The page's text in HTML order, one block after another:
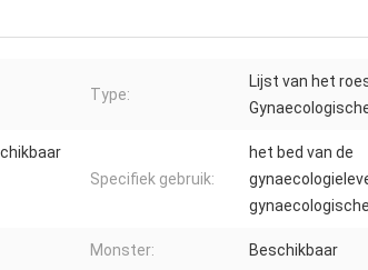
Type:
Lijst van het
Specifiek gebruik:
het bed van de
Monster: Beschikbaar